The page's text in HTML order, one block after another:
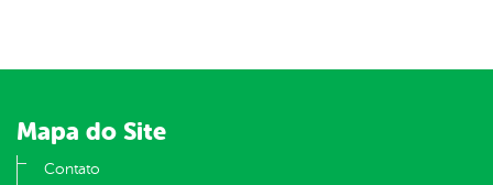
Mapa do Site
Contato